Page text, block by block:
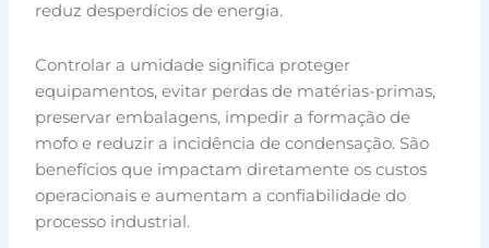
reduz desperdícios de energia.
Controlar a umidade significa proteger
equipamentos, evitar perdas de matérias-primas,
preservar embalagens, impedir a formação de
mofo e reduzir a incidência de condensação. São
benefícios que impactam diretamente os custos
operacionais e aumentam a confiabilidade do
processo industrial.